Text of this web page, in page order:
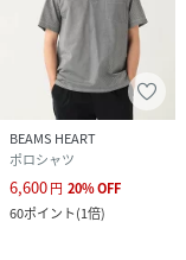
BEAMS HEART
ポロシャツ
6,600円 20%OFF
60ポイント(1倍)